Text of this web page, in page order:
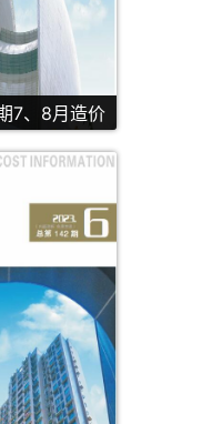
7、8月造价